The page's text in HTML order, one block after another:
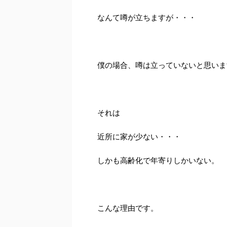
なんて噂が立ちますが・・・
僕の場合、噂は立っていないと思い
それは
近所に家が少ない・・・
しかも高齢化で年寄りしかいない。
こんな理由です。